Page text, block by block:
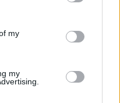
its third-party tags to
in below Google
my
my
που έκανε
στις ΗΠΑ - Το
views στο
ψυχρή εισβολή: Με